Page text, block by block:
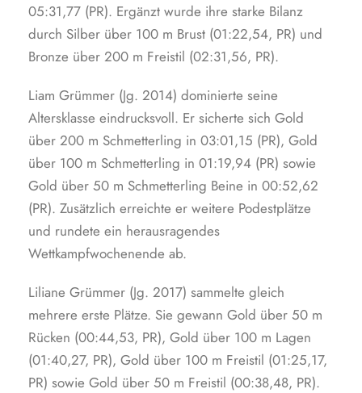
05:31,77 (PR). Ergänzt wurde ihre starke Bilanz
durch Silber über 100 m Brust (01:22,54, PR) und
Bronze über 200 m Freistil (02:31,56, PR).
Liam Grümmer (Jg. 2014) dominierte seine
Altersklasse eindrucksvoll. Er sicherte sich Gold
über 200 m Schmetterling in 03:01,15 (PR), Gold
über 100 m Schmetterling in 01:19,94 (PR) sowie
Gold über 50 m Schmetterling Beine in 00:52,62
(PR). Zusätzlich erreichte er weitere Podestplätze
und rundete ein herausragendes
Wettkampfwochenende ab.
Liliane Grümmer (Jg. 2017) sammelte gleich
mehrere erste Plätze. Sie gewann Gold über 50 m
Rücken (00:44,53, PR), Gold über 100 m Lagen
(01:40,27, PR), Gold über 100 m Freistil (01:25,17,
PR) sowie Gold über 50 m Freistil (00:38,48, PR).